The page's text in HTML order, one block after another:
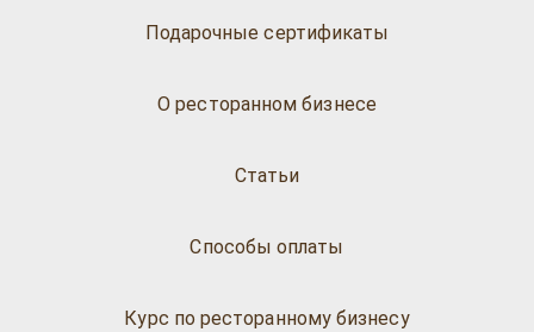
Подарочные сертификаты
О ресторанном бизнесе
Статьи
Способы оплаты
Курс по ресторанному бизнесу